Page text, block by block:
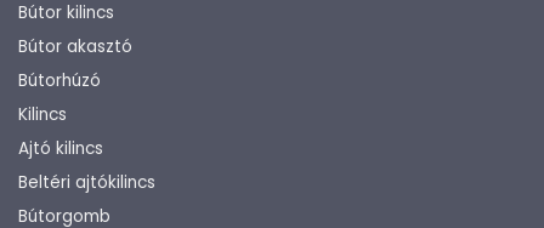
Bútor kilincs
Bútor akasztó
Bútorhúzó
Kilincs
Ajtó kilincs
Beltéri ajtókilincs
Bútorgomb